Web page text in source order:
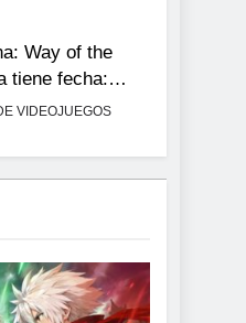
Way of the
tiene fecha:
demo
VIDEOJUEGOS
the Wicked
versión 1.0
VIDEOJUEGOS
Hollywood